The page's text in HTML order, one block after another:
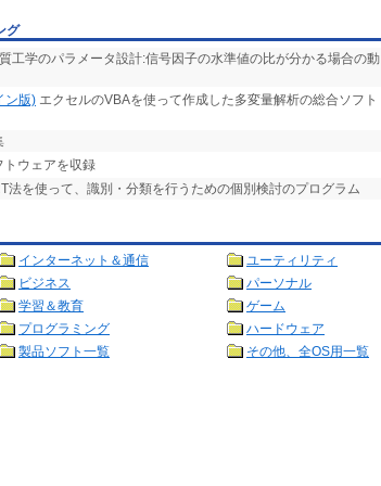
グ
工学のパラメータ設計:信号因子の水準値の比が分かる場合の動
ン版) エクセルのVBAを使って作成した多変量解析の総合ソフト
トウェアを収録
法を使って、識別・分類を行うための個別検討のプログラム
インターネット＆通信
ユーティリティ
ビジネス
パーソナル
学習＆教育
ゲーム
プログラミング
ハードウェア
製品ソフト一覧 その他、全OS用一覧